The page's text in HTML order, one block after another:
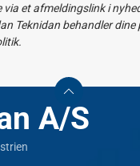
via et afmeldingslink i
Teknidan behandler dine
A/S